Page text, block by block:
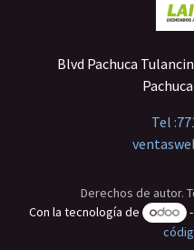
Blvd Pachuca
Tel :
Derechos de autor.
Con la tecnología de
-